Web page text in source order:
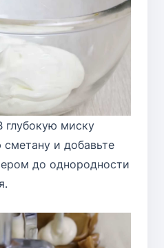
глубокую миску
и добавьте
до однородности